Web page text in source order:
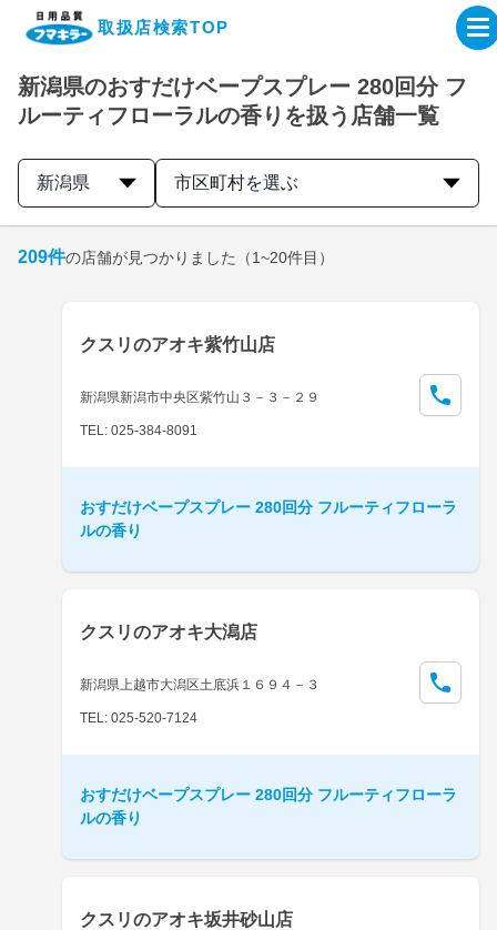
取扱店検索TOP
企業・IR情報サイト
製品情報サイト
取扱店検索はこちら
新潟県のおすだけベープスプレー 280回分 フ
ルーティフローラルの香りを扱う店舗一覧
新潟県 市区町村を選ぶ
209件の店舗が見つかりました （1~20件目）
クスリのアオキ紫竹山店
新潟県新潟市中央区紫竹山３－３－２９
TEL: 025-384-8091
おすだけベープスプレー 280回分 フルーティフローラ
ルの香り
クスリのアオキ大潟店
新潟県上越市大潟区土底浜１６９４－３
TEL: 025-520-7124
おすだけベープスプレー 280回分 フルーティフローラ
ルの香り
クスリのアオキ坂井砂山店